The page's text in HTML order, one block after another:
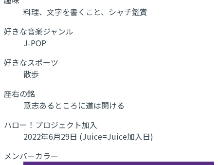
料理、文字を書くこと、シャチ鑑賞
好きな音楽ジャンル
J-POP
好きなスポーツ
散歩
座右の銘
意志あるところに道は開ける
ハロー！プロジェクト加入
2022年6月29日 (Juice=Juice加入日)
メンバーカラー